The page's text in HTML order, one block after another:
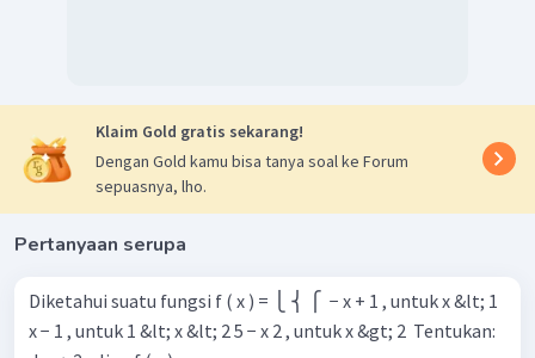
Klaim Gold gratis sekarang!
Dengan Gold kamu bisa tanya soal ke Forum
sepuasnya, lho.
Pertanyaan serupa
Diketahui suatu fungsi f ( x ) = ⎩ ⎨ ⎧ ​ − x + 1 , untuk x &lt; 1
x − 1 , untuk 1 &lt; x &lt; 2 5 − x 2 , untuk x &gt; 2 ​ Tentukan: